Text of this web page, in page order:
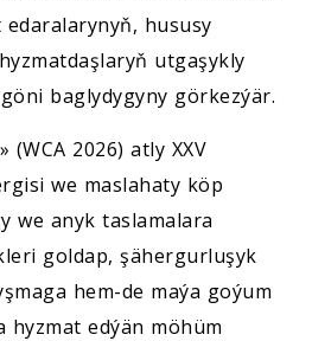
hususy
utgaşykly
baglydygyny görkezýär.
(WCA 2026) atly XXV
we maslahaty köp
we anyk taslamalara
goldap, şähergurluşyk
hem-de maýa goýum
edýän möhüm